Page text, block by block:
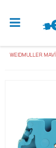
WEIDMULLER